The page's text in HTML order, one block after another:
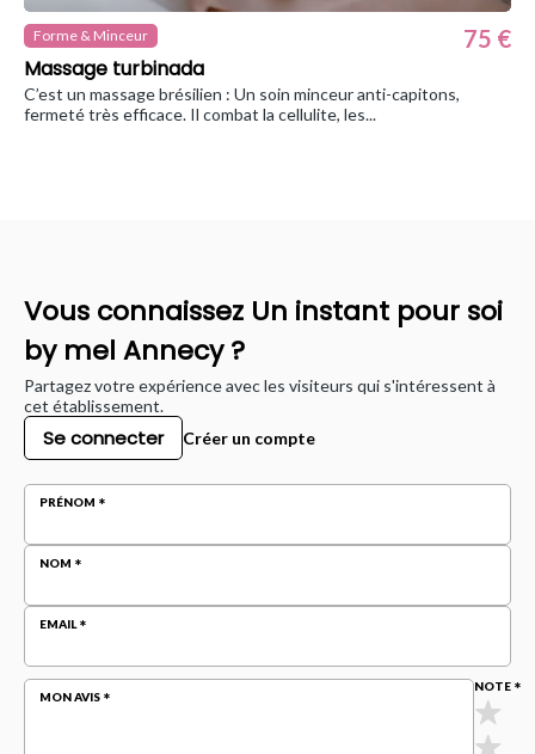
Forme & Minceur
Massage turbinada
75 €
C’est un massage brésilien : Un soin minceur anti-capitons,
fermeté très efficace. Il combat la cellulite, les...
Vous connaissez Un instant pour soi
by mel Annecy ?
Partagez votre expérience avec les visiteurs qui s'intéressent à
cet établissement.
Se connecter Créer un compte
PRÉNOM
NOM
EMAIL
MON AVIS
NOTE